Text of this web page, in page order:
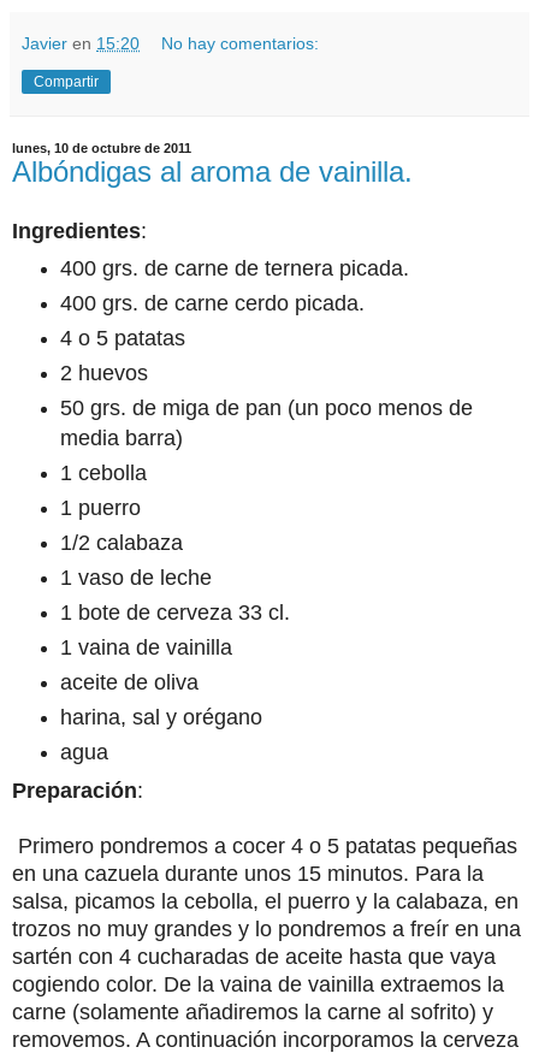
Javier en 15:20 No hay comentarios:
Compartir
lunes, 10 de octubre de 2011
Albóndigas al aroma de vainilla.
Ingredientes:
400 grs. de carne de ternera picada.
400 grs. de carne cerdo picada.
4 o 5 patatas
2 huevos
50 grs. de miga de pan (un poco menos de
media barra)
1 cebolla
1 puerro
1/2 calabaza
1 vaso de leche
1 bote de cerveza 33 cl.
1 vaina de vainilla
aceite de oliva
harina, sal y orégano
agua
Preparación:
Primero pondremos a cocer 4 o 5 patatas pequeñas
en una cazuela durante unos 15 minutos. Para la
salsa, picamos la cebolla, el puerro y la calabaza, en
trozos no muy grandes y lo pondremos a freír en una
sartén con 4 cucharadas de aceite hasta que vaya
cogiendo color. De la vaina de vainilla extraemos la
carne (solamente añadiremos la carne al sofrito) y
removemos. A continuación incorporamos la cerveza